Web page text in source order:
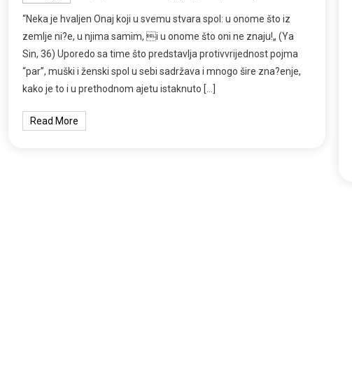
“Neka je hvaljen Onaj koji u svemu stvara spol: u onome što iz
zemlje ni?e, u njima samim, i u onome što oni ne znaju!„ (Ya
Sin, 36) Uporedo sa time što predstavlja protivvrijednost pojma
“par”, muški i ženski spol u sebi sadržava i mnogo šire zna?enje,
kako je to i u prethodnom ajetu istaknuto […]
Read More